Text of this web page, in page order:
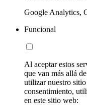
Google Analytics,
Funcional
Al aceptar estos
que van más allá
utilizar nuestro
consentimiento,
en este sitio web: